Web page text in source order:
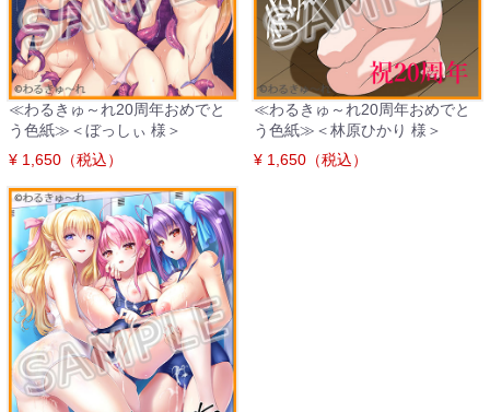
≪わるきゅ～れ20周年おめでと
う色紙≫＜ぼっしぃ 様＞
¥ 1,650（税込）
≪わるきゅ～れ20周年おめでと
う色紙≫＜林原ひかり 様＞
¥ 1,650（税込）